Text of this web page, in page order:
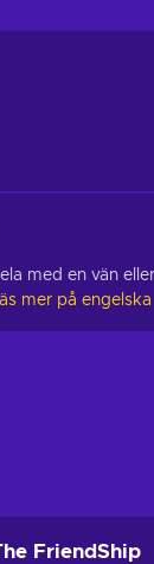
med en vän
mer på engelska
FriendShip